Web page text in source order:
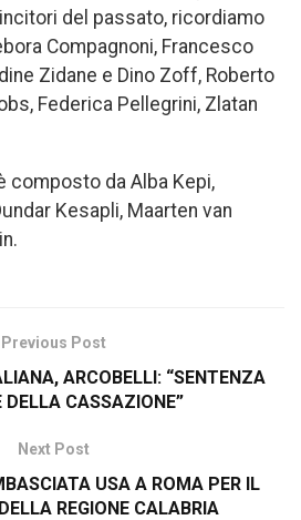
del passato, ricordiamo
Compagnoni, Francesco
Zidane e Dino Zoff, Roberto
Federica Pellegrini, Zlatan
composto da Alba Kepi,
Kesapli, Maarten van
Previous Post
ARCOBELLI: “SENTENZA
DELLA CASSAZIONE”
Next Post
USA A ROMA PER IL
REGIONE CALABRIA